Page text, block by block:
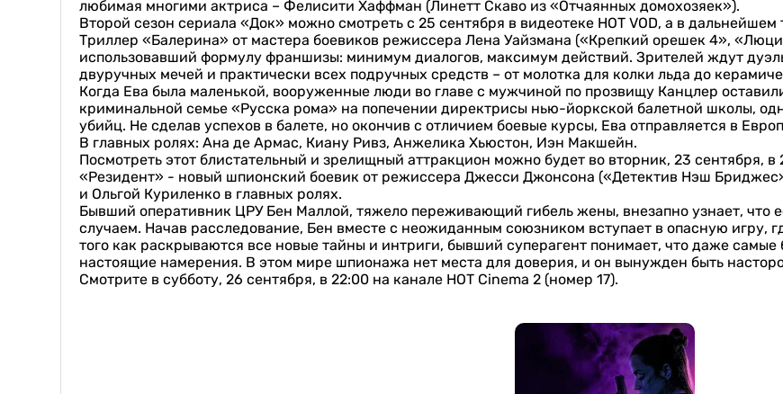
любимая многими актриса – Фелисити Хаффман (Линетт Скаво из «Отчаянных домохозяек»).
Второй сезон сериала «Док» можно смотреть с 25 сентября в видеотеке HOT VOD, а в дальнейшем
Триллер «Балерина» от мастера боевиков режиссера Лена Уайзмана («Крепкий орешек 4»,
использовавший формулу франшизы: минимум диалогов, максимум действий. Зрителей ждут
двуручных мечей и практически всех подручных средств – от молотка для колки льда до
Когда Ева была маленькой, вооруженные люди во главе с мужчиной по прозвищу Канцлер
криминальной семье «Русска рома» на попечении директрисы нью-йоркской балетной школы,
убийц. Не сделав успехов в балете, но окончив с отличием боевые курсы, Ева отправляется в
В главных ролях: Ана де Армас, Киану Ривз, Анжелика Хьюстон, Иэн Макшейн.
Посмотреть этот блистательный и зрелищный аттракцион можно будет во вторник, 23 сентября, в
«Резидент» - новый шпионский боевик от режиссера Джесси Джонсона («Детектив Нэш
и Ольгой Куриленко в главных ролях.
Бывший оперативник ЦРУ Бен Маллой, тяжело переживающий гибель жены, внезапно узнает, что
случаем. Начав расследование, Бен вместе с неожиданным союзником вступает в опасную игру,
того как раскрываются все новые тайны и интриги, бывший суперагент понимает, что даже
настоящие намерения. В этом мире шпионажа нет места для доверия, и он вынужден быть
Смотрите в субботу, 26 сентября, в 22:00 на канале HOT Cinema 2 (номер 17).